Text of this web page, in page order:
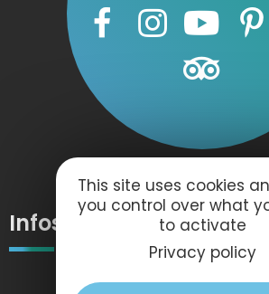
Infos pratiques
This site uses cookies
you control over what
to activate
Privacy policy